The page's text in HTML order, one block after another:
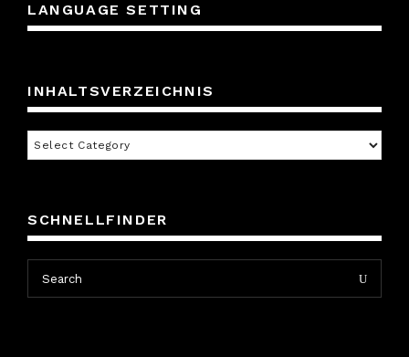
LANGUAGE SETTING
INHALTSVERZEICHNIS
Inhaltsverzeichnis
SCHNELLFINDER
Search